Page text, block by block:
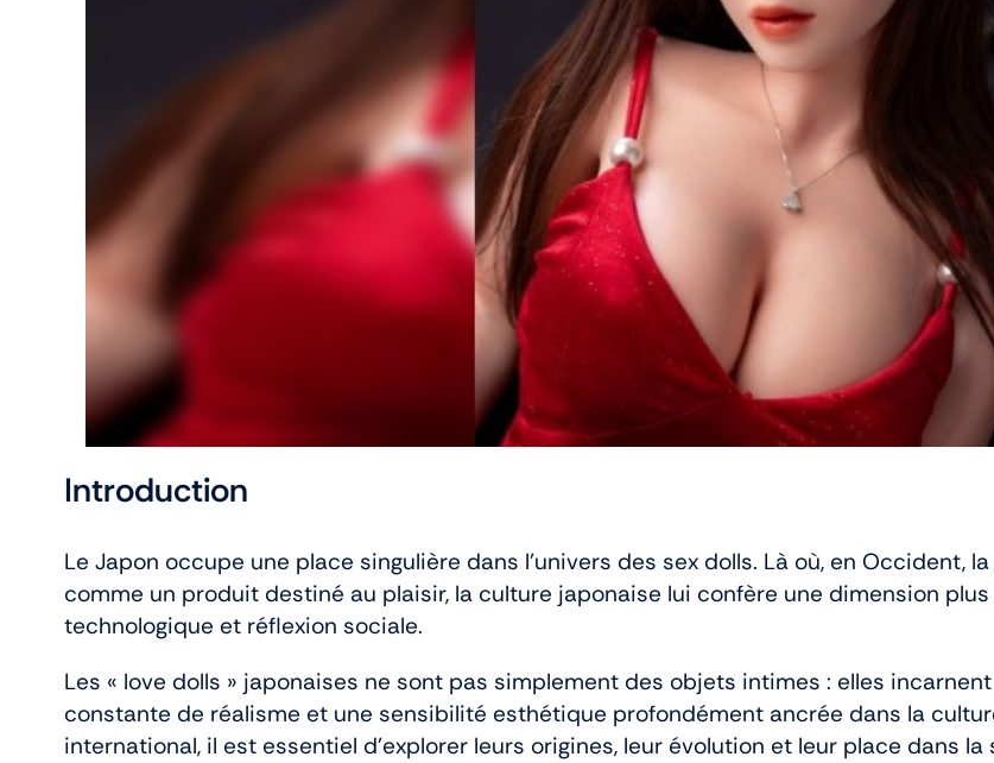
Introduction
Le Japon occupe une place singulière dans l’univers des sex dolls. Là où, en Occident,
comme un produit destiné au plaisir, la culture japonaise lui confère une dimension
technologique et réflexion sociale.
Les « love dolls » japonaises ne sont pas simplement des objets intimes : elles
constante de réalisme et une sensibilité esthétique profondément ancrée dans la
international, il est essentiel d’explorer leurs origines, leur évolution et leur place dans